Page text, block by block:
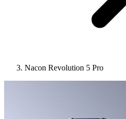
Nacon Revolution 5 Pro